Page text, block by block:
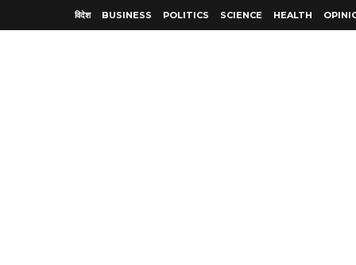
विदेश BUSINESS POLITICS SCIENCE HEALTH